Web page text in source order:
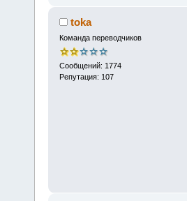
toka
Команда переводчиков
Сообщений: 1774
Репутация: 107